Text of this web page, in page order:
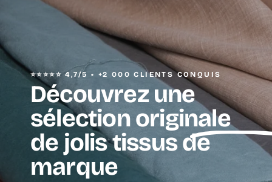
⭐⭐⭐⭐⭐ 4,7/5 • +2 000 CLIENTS CONQUIS
Découvrez une
sélection originale
de jolis tissusde
marque